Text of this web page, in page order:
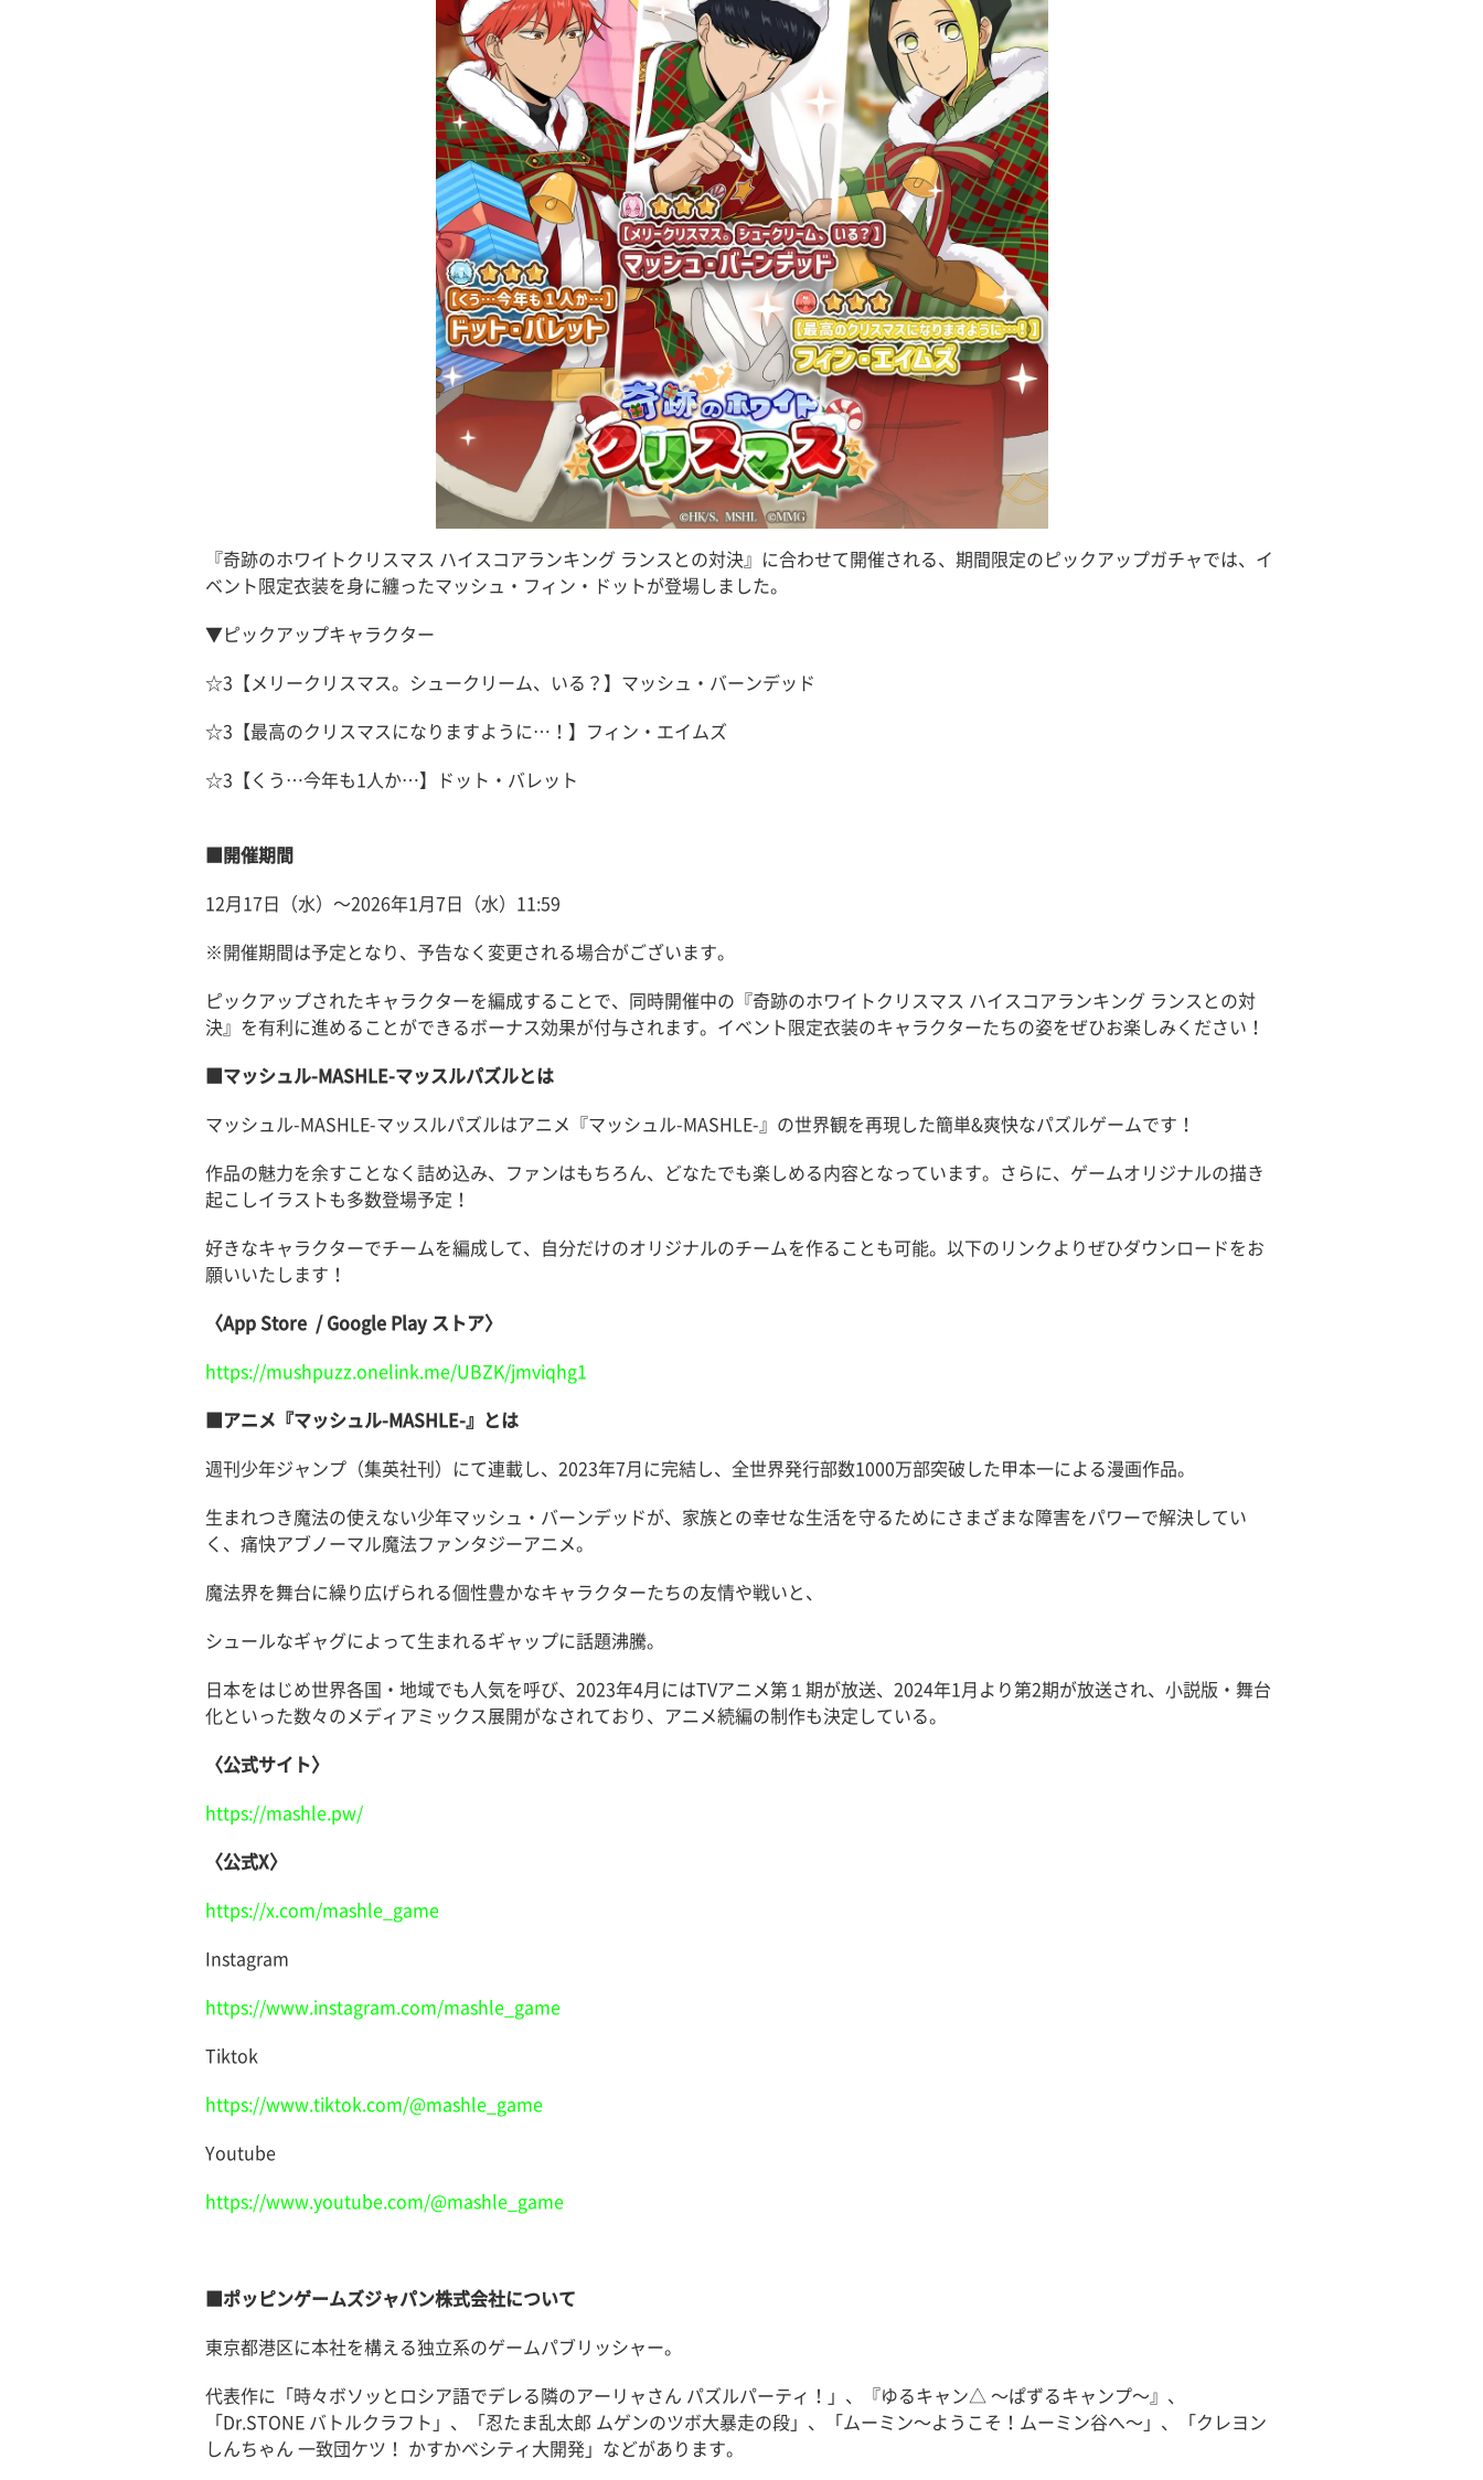
『奇跡のホワイトクリスマス ハイスコアランキング ランスとの対決』に合わせて開催される、期間限定のピックアップガチャでは、イ
ベント限定衣装を身に纏ったマッシュ・フィン・ドットが登場しました。
▼ピックアップキャラクター
☆3【メリークリスマス。シュークリーム、いる？】マッシュ・バーンデッド
☆3【最高のクリスマスになりますように…！】フィン・エイムズ
☆3【くう…今年も1人か…】ドット・バレット
■開催期間
12月17日（水）〜2026年1月7日（水）11:59
※開催期間は予定となり、予告なく変更される場合がございます。
ピックアップされたキャラクターを編成することで、同時開催中の『奇跡のホワイトクリスマス ハイスコアランキング ランスとの対
決』を有利に進めることができるボーナス効果が付与されます。イベント限定衣装のキャラクターたちの姿をぜひお楽しみください！
■マッシュル-MASHLE-マッスルパズルとは
マッシュル-MASHLE-マッスルパズルはアニメ『マッシュル-MASHLE-』の世界観を再現した簡単&爽快なパズルゲームです！
作品の魅力を余すことなく詰め込み、ファンはもちろん、どなたでも楽しめる内容となっています。さらに、ゲームオリジナルの描き
起こしイラストも多数登場予定！
好きなキャラクターでチームを編成して、自分だけのオリジナルのチームを作ることも可能。以下のリンクよりぜひダウンロードをお
願いいたします！
〈App Store / Google Play ストア〉
https://mushpuzz.onelink.me/UBZK/jmviqhg1
■アニメ『マッシュル-MASHLE-』とは
週刊少年ジャンプ（集英社刊）にて連載し、2023年7月に完結し、全世界発行部数1000万部突破した甲本一による漫画作品。
生まれつき魔法の使えない少年マッシュ・バーンデッドが、家族との幸せな生活を守るためにさまざまな障害をパワーで解決してい
く、痛快アブノーマル魔法ファンタジーアニメ。
魔法界を舞台に繰り広げられる個性豊かなキャラクターたちの友情や戦いと、
シュールなギャグによって生まれるギャップに話題沸騰。
日本をはじめ世界各国・地域でも人気を呼び、2023年4月にはTVアニメ第１期が放送、2024年1月より第2期が放送され、小説版・舞台
化といった数々のメディアミックス展開がなされており、アニメ続編の制作も決定している。
〈公式サイト〉
https://mashle.pw/
〈公式X〉
https://x.com/mashle_game
Instagram
https://www.instagram.com/mashle_game
Tiktok
https://www.tiktok.com/@mashle_game
Youtube
https://www.youtube.com/@mashle_game
■ポッピンゲームズジャパン株式会社について
東京都港区に本社を構える独立系のゲームパブリッシャー。
代表作に「時々ボソッとロシア語でデレる隣のアーリャさん パズルパーティ！」、『ゆるキャン△ 〜ぱずるキャンプ〜』、
「Dr.STONE バトルクラフト」、「忍たま乱太郎 ムゲンのツボ大暴走の段」、「ムーミン〜ようこそ！ムーミン谷へ〜」、「クレヨン
しんちゃん 一致団ケツ！ かすかべシティ大開発」などがあります。